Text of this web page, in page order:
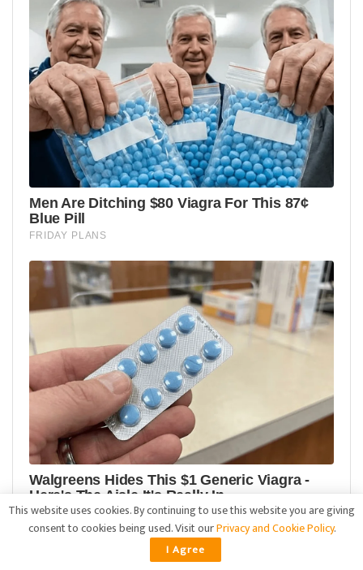
This website uses cookies. By continuing to use this website you are giving
consent to cookies being used. Visit ourPrivacy and Cookie Policy.
I Agree
ADVERTISEMENT